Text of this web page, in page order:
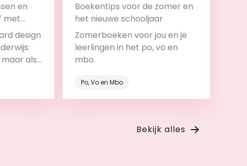
en
met
design
als
Boekentips voor de zomer en
het nieuwe schooljaar
Zomerboeken voor jou en je
leerlingen in het po, vo en
mbo.
Po, Vo en Mbo
Bekijk alles